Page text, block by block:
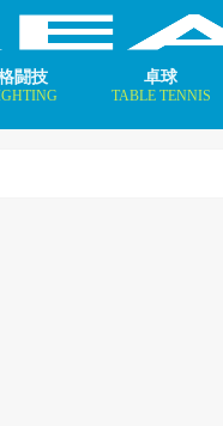
闘技 卓球
TABLE TENNIS